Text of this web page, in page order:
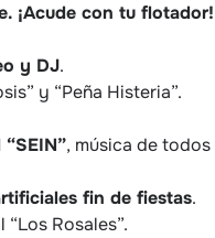
¡Acude con tu flotador!
y DJ.
y “Peña Histeria”.
, música de
fin de fiestas.
Rosales”.